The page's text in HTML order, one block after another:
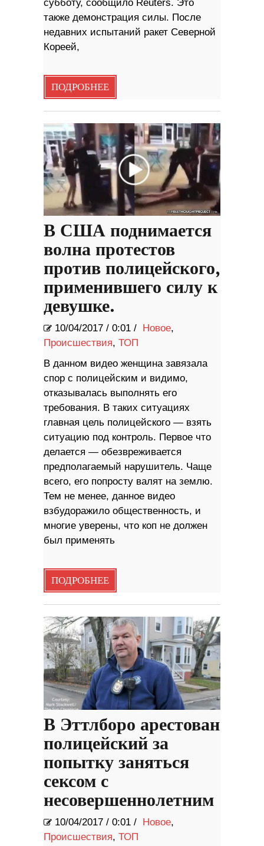
субботу, сообщило Reuters. Это
также демонстрация силы. После
недавних испытаний ракет Северной
Кореей,
ПОДРОБНЕЕ
В США поднимается
волна протестов
против полицейского,
применившего силу к
девушке.
10/04/2017 / 0:01 / Новое,
Происшествия, ТОП
В данном видео женщина завязала
спор с полицейским и видимо,
отказывалась выполнять его
требования. В таких ситуациях
главная цель полицейского — взять
ситуацию под контроль. Первое что
делается — обезвреживается
предполагаемый нарушитель. Чаще
всего, его попросту валят на землю.
Тем не менее, данное видео
взбудоражило общественность, и
многие уверены, что коп не должен
был применять
ПОДРОБНЕЕ
В Эттлборо арестован
полицейский за
попытку заняться
сексом с
несовершеннолетним
10/04/2017 / 0:01 / Новое,
Происшествия, ТОП